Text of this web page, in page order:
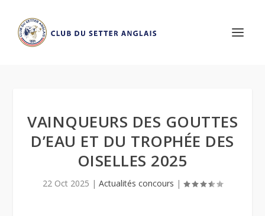
VAINQUEURS DES GOUTTES
D’EAU ET DU TROPHÉE DES
OISELLES 2025
22 Oct 2025 | Actualités concours |